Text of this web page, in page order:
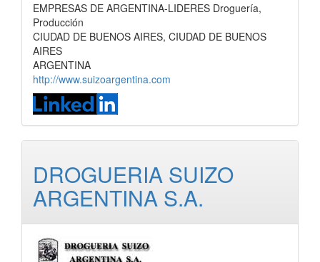
EMPRESAS DE ARGENTINA-LIDERES Droguería,
Producción
CIUDAD DE BUENOS AIRES, CIUDAD DE BUENOS
AIRES
ARGENTINA
http://www.suizoargentina.com
DROGUERIA SUIZO
ARGENTINA S.A.